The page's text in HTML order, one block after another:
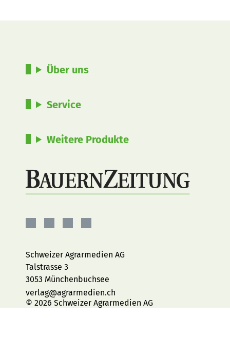
Über uns
Service
Weitere Produkte
Facebook
Instagram
YouTubeLinkedIn
Schweizer Agrarmedien AG
Talstrasse 3
3053 Münchenbuchsee
verlag@agrarmedien.ch
© 2026 Schweizer Agrarmedien AG